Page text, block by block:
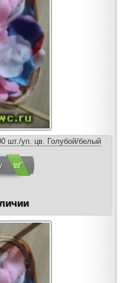
шт./уп. цв. Голубой/белый